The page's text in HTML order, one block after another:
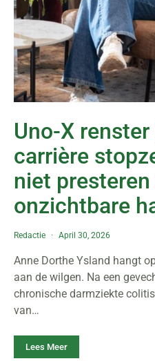
Uno-X
carrière
niet
onzichtbare
Redactie April 30, 2026
Anne Dorthe Ysland hangt
aan de wilgen. Na een
chronische darmziekte
van…
Lees Meer